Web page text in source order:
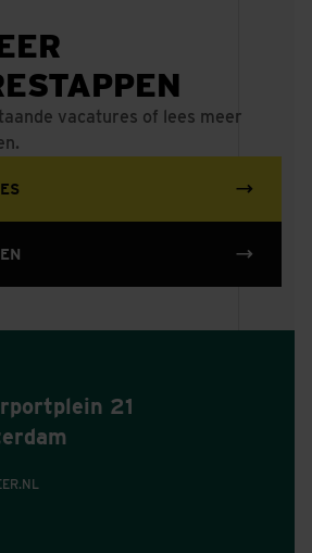
vacatures of lees meer
21